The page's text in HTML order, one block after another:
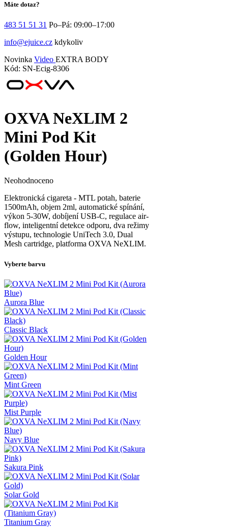
Máte dotaz?
483 51 51 31 Po–Pá: 09:00–17:00
info@ejuice.cz kdykoliv
Novinka Video EXTRA BODY
Kód: SN-Ecig-8306
OXVA NeXLIM 2
Mini Pod Kit
(Golden Hour)
Neohodnoceno
Elektronická cigareta - MTL potah, baterie
1500mAh, objem 2ml, automatické spínání,
výkon 5-30W, dobíjení USB-C, regulace air-
flow, inteligentní detekce odporu, dva režimy
výstupu, technologie UniTech 3.0, Dual
Mesh cartridge, platforma OXVA NeXLIM.
Vyberte barvu
Aurora Blue
Classic Black
Golden Hour
Mint Green
Mist Purple
Navy Blue
Sakura Pink
Solar Gold
Titanium Gray